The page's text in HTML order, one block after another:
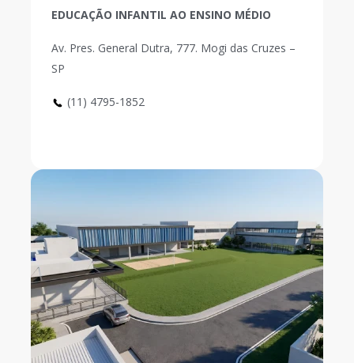
EDUCAÇÃO INFANTIL AO ENSINO MÉDIO
Av. Pres. General Dutra, 777. Mogi das Cruzes –
SP
(11) 4795-1852